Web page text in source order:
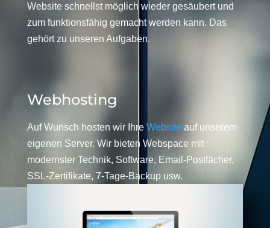
Website schnellst möglich wieder gesäubert und
zum funktionsfähig gemacht werden kann. Das
gehört zu unseren Aufgaben.
Webhosting
Auf Wunsch hosten wir Ihre Website auf unserem
eigenen Server. Wir bieten Webspace mit
modernster Technik, Software, Email-Postfächer,
SSL-Zertifikate, 7-Tage-Backup usw.